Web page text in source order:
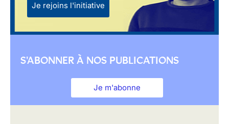
Je rejoins l'initiative
S'ABONNER À NOS PUBLICATIONS
Je m'abonne